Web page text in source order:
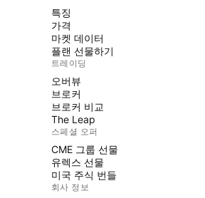
특징
가격
마켓 데이터
플랜 선물하기
트레이딩
오버뷰
브로커
브로커 비교
The Leap
스페셜 오퍼
CME 그룹 선물
유렉스 선물
미국 주식 번들
회사 정보